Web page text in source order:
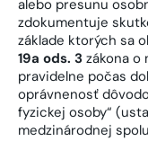
alebo presunu
zdokumentuje
základe ktorých sa
19a ods. 3 zákona o
pravidelne počas
oprávnenosť
fyzickej osoby“
medzinárodnej